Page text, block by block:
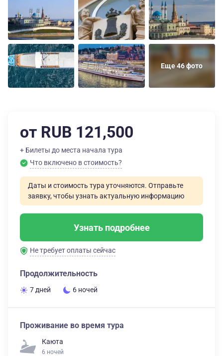
Еще 46 фото
от RUB 121,500
+ Билеты до места начала тура
Что включено в стоимость?
Даты и стоимость тура уточняются. Отправьте
заявку, чтобы узнать актуальную информацию
Узнать подробнее
Не требует оплаты сейчас
Продолжительность
7 дней 6 ночей
Проживание во время тура
Каюта
6 ночей